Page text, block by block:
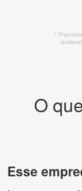
*
O
Esse